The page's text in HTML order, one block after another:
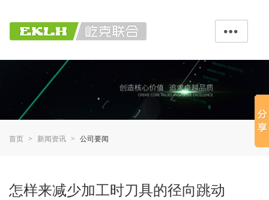

首页 > 新闻资讯 > 公司要闻
怎样来减少加工时刀具的径向跳动